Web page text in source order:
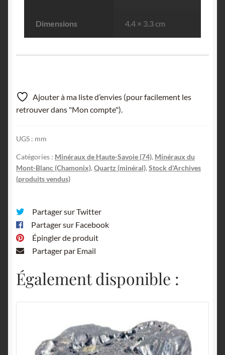
Dimensions 4.4 × 3.3 cm
Ajouter à ma liste d’envies (pour facilement les
retrouver dans "Mon compte").
UGS : mm
Catégories : Minéraux de Haute-Savoie (74), Minéraux du
Mont-Blanc (Chamonix), Quartz (minéral), Stock d'Archives
(produits vendus)
Partager sur Twitter
Partager sur Facebook
Épingler de produit
Partager par Email
Également disponible :